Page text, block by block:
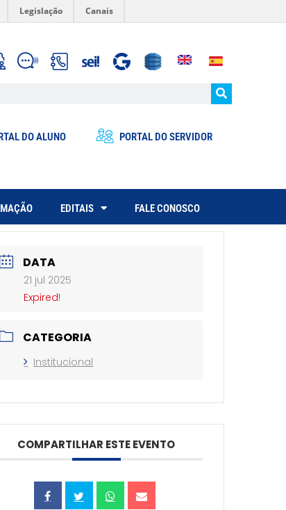
Legislação Canais
DO ALUNO PORTAL DO SERVIDOR
EDITAIS FALE CONOSCO
DATA
21 jul 2025
Expired!
CATEGORIA
Institucional
COMPARTILHAR ESTE EVENTO